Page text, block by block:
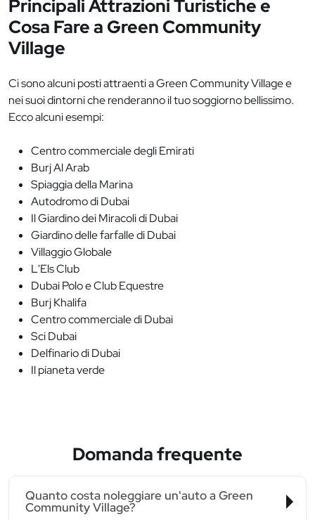
Principali Attrazioni Turistiche e
Cosa Fare a Green Community
Village
Ci sono alcuni posti attraenti a Green Community Village e
nei suoi dintorni che renderanno il tuo soggiorno bellissimo.
Ecco alcuni esempi:
Centro commerciale degli Emirati
Burj Al Arab
Spiaggia della Marina
Autodromo di Dubai
Il Giardino dei Miracoli di Dubai
Giardino delle farfalle di Dubai
Villaggio Globale
L'Els Club
Dubai Polo e Club Equestre
Burj Khalifa
Centro commerciale di Dubai
Sci Dubai
Delfinario di Dubai
Il pianeta verde
Domanda frequente
Quanto costa noleggiare un'auto a Green
Community Village?